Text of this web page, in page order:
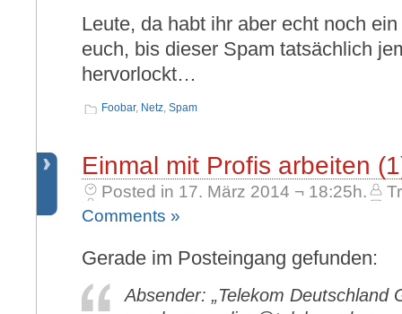
Leute, da habt ihr aber echt noch
euch, bis dieser Spam tatsächlich
hervorlockt…
Foobar, Netz, Spam
Einmal mit Profis arbeiten
Posted in 17. März 2014 ¬ 18:25h.
Comments »
Gerade im Posteingang gefunden:
Absender: „Telekom Deutschland